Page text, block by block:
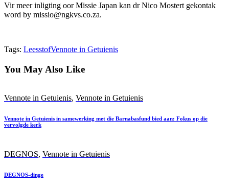
Vir meer inligting oor Missie Japan kan dr Nico Mostert gekontak
word by missio@ngkvs.co.za.
Tags: LeesstofVennote in Getuienis
You May Also Like
Vennote in Getuienis, Vennote in Getuienis
Vennote in Getuienis in samewerking met die Barnabasfund bied aan: Fokus op die
vervolgde kerk
DEGNOS, Vennote in Getuienis
DEGNOS-dinge